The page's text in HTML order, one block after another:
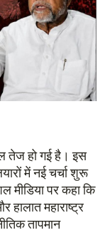
तेज हो गई है। इस
में नई चर्चा शुरू
मीडिया पर कहा कि
हालात महाराष्ट्र
तापमान